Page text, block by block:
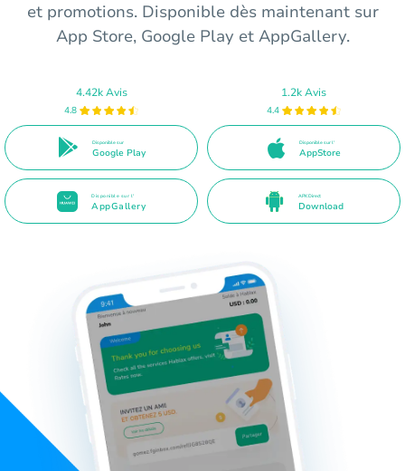
et promotions. Disponible dès maintenant sur
App Store, Google Play et AppGallery.
4.42k Avis
4.8
Disponible sur
Google Play
1.2k Avis
4.4
Disponible sur l'
AppStore
Disponible sur l'
AppGallery
APK Direct
Download